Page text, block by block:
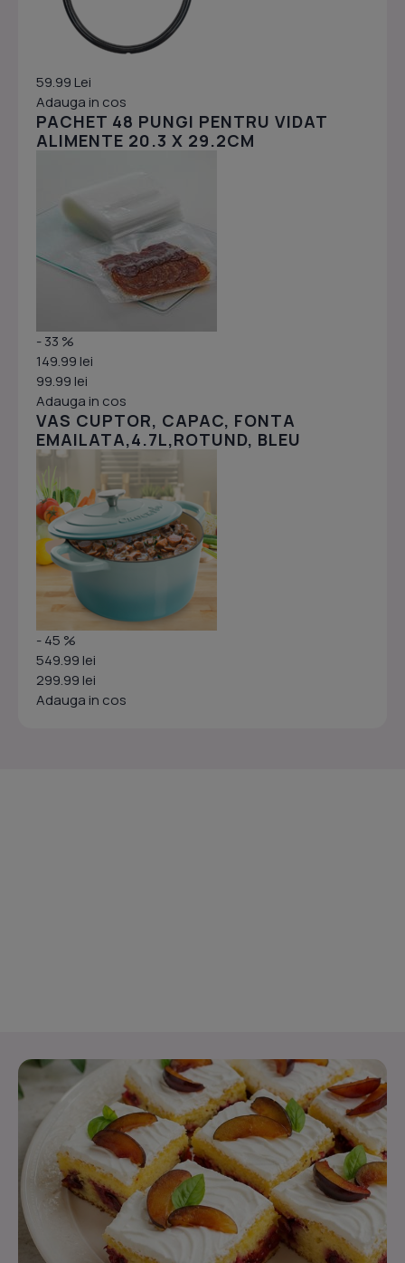
59.99 Lei
Adauga in cos
PACHET 48 PUNGI PENTRU VIDAT
ALIMENTE 20.3 X 29.2CM
- 33 %
149.99 lei
99.99 lei
Adauga in cos
VAS CUPTOR, CAPAC, FONTA
EMAILATA,4.7L,ROTUND, BLEU
- 45 %
549.99 lei
299.99 lei
Adauga in cos